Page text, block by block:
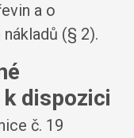
a o
(§ 2).
dispozici
č. 19